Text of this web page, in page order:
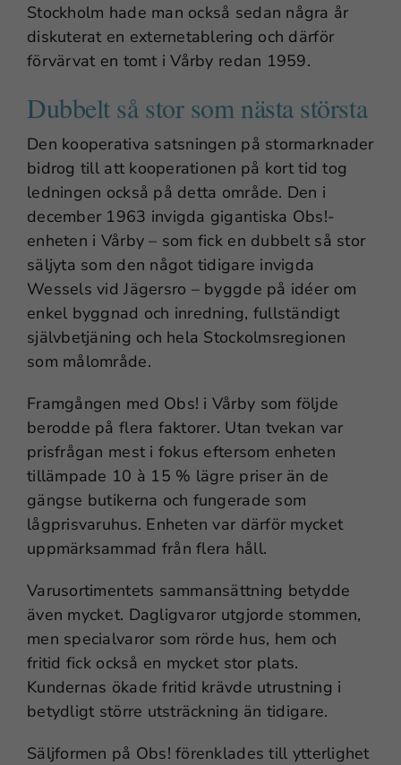
Stockholm hade man också sedan några år
diskuterat en externetablering och därför
förvärvat en tomt i Vårby redan 1959.
Dubbelt så stor som nästa största
Den kooperativa satsningen på stormarknader
bidrog till att kooperationen på kort tid tog
ledningen också på detta område. Den i
december 1963 invigda gigantiska Obs!-
enheten i Vårby – som fick en dubbelt så stor
säljyta som den något tidigare invigda
Wessels vid Jägersro – byggde på idéer om
enkel byggnad och inredning, fullständigt
självbetjäning och hela Stockolmsregionen
som målområde.
Framgången med Obs! i Vårby som följde
berodde på flera faktorer. Utan tvekan var
prisfrågan mest i fokus eftersom enheten
tillämpade 10 à 15 % lägre priser än de
gängse butikerna och fungerade som
lågprisvaruhus. Enheten var därför mycket
uppmärksammad från flera håll.
Varusortimentets sammansättning betydde
även mycket. Dagligvaror utgjorde stommen,
men specialvaror som rörde hus, hem och
fritid fick också en mycket stor plats.
Kundernas ökade fritid krävde utrustning i
betydligt större utsträckning än tidigare.
Säljformen på Obs! förenklades till ytterlighet